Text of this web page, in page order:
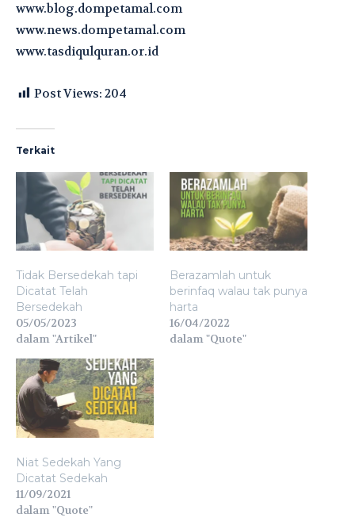
www.blog.dompetamal.com
www.news.dompetamal.com
www.tasdiqulquran.or.id
Post Views: 204
Terkait
Tidak Bersedekah tapi
Dicatat Telah
Bersedekah
05/05/2023
dalam "Artikel"
Berazamlah untuk
berinfaq walau tak punya
harta
16/04/2022
dalam "Quote"
Niat Sedekah Yang
Dicatat Sedekah
11/09/2021
dalam "Quote"